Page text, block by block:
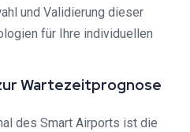
und Validierung dieser
für Ihre individuellen
Wartezeitprognose
des Smart Airports ist die